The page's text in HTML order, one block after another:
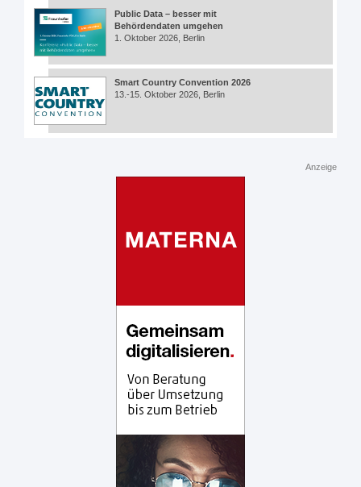
Public Data – besser mit
Behördendaten umgehen
1. Oktober 2026, Berlin
Smart Country Convention 2026
13.-15. Oktober 2026, Berlin
Anzeige